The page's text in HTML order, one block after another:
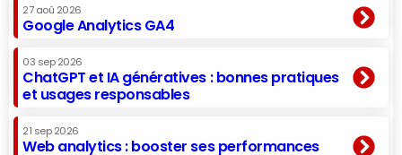
27 aoû 2026
Google Analytics GA4
03 sep 2026
ChatGPT et IA génératives : bonnes pratiques
et usages responsables
21 sep 2026
Web analytics : booster ses performances